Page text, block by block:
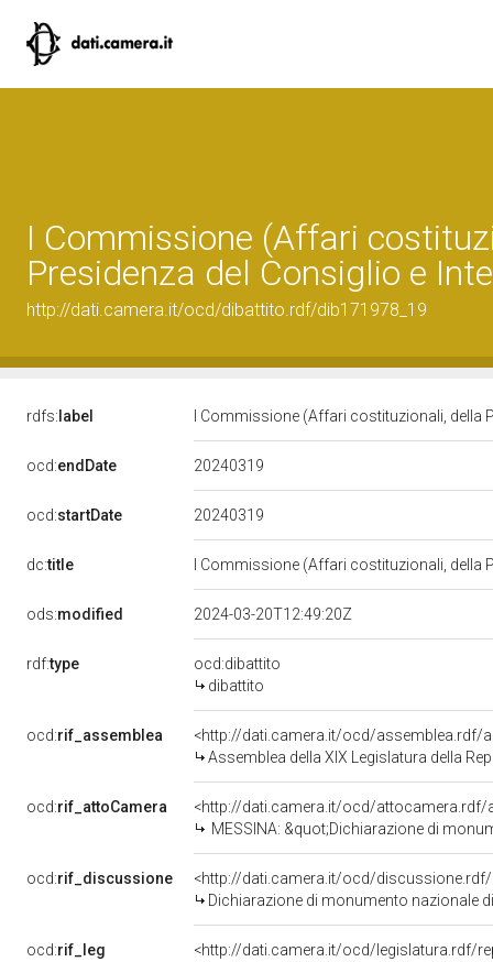
I Commissione (Affari
Presidenza del Consiglio e
http://dati.camera.it/ocd/dibattito.rdf/dib171978_19
rdfs: label I Commissione (Affari costituzionali, della
ocd:endDate 20240319
ocd:startDate 20240319
dc:title I Commissione (Affari costituzionali, della
ods:modified 2024-03-20T12:49:20Z
rdf:type
ocd:dibattito
dibattito
ocd:rif_assemblea
<http://dati.camera.it/ocd/assemblea.rdf/
Assemblea della XIX Legislatura della
ocd:rif_attoCamera
<http://dati.camera.it/ocd/attocamera.rdf/
MESSINA: &quot;Dichiarazione di monumento nazionale
ocd:rif_discussione
<http://dati.camera.it/ocd/discussione.rdf/
Dichiarazione di monumento nazionale
ocd:rif_leg
<http://dati.camera.it/ocd/legislatura.rdf/